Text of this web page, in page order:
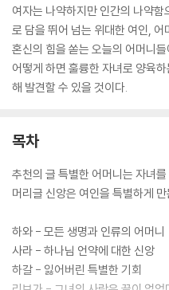
여자는 나약하지만 인간의 나약
로 담을 뛰어 넘는 위대한 여인,
혼신의 힘을 쏟는 오늘의 어머니
어떻게 하면 훌륭한 자녀로 양육
해 발견할 수 있을 것이다.
목차
추천의 글 특별한 어머니는 자녀
머리글 신앙은 여인을 특별하게
하와 - 모든 생명과 인류의 어머니
사라 - 하나님 언약에 대한 신앙
하갈 - 잃어버린 특별한 기회